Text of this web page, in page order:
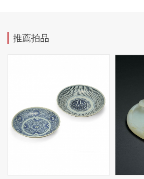
推薦拍品